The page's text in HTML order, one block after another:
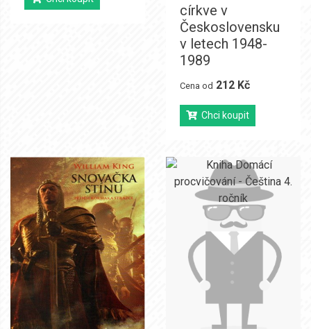
církve v
Československu
v letech 1948-
1989
Cena od 212 Kč
Chci koupit